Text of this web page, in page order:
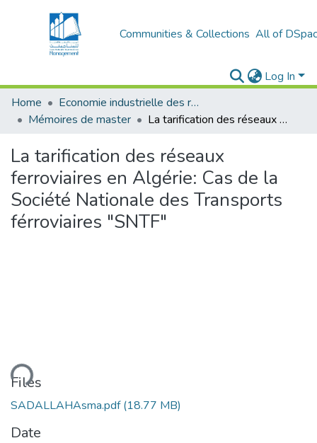
Communities & Collections All of
Log In
Home
Economie industrielle des réseaux et infrastructures
Mémoires de master
La tarification des réseaux ferroviaires en Algérie: Cas de la Société Nationale des Transports férroviaires "SNTF"
La tarification des réseaux
ferroviaires en Algérie: Cas de la
Société Nationale des Transports
férroviaires "SNTF"
Files
SADALLAHAsma.pdf(18.77 MB)
Date